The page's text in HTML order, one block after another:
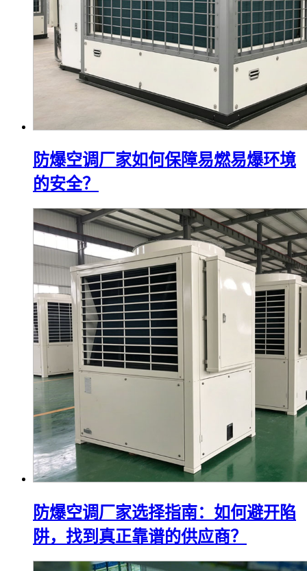
防爆空调厂家如何保障易燃易爆环境
的安全？
防爆空调厂家选择指南：如何避开陷
阱，找到真正靠谱的供应商？